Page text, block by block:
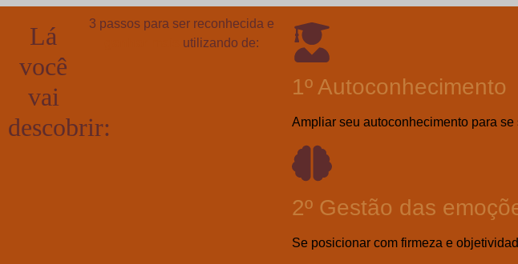
Lá
você
vai
descobrir:
3 passos para ser reconhecida e
utilizando de:
1º Autoconhecimento
Ampliar seu autoconhecimento para
2º Gestão das
Se posicionar com firmeza e